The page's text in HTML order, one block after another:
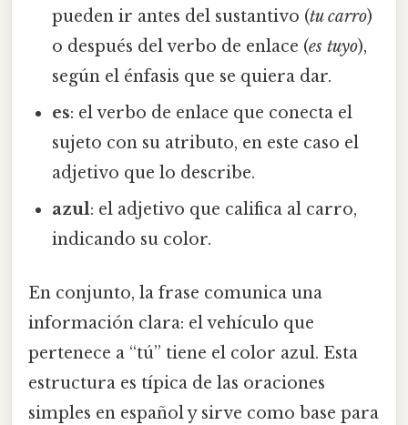
pueden ir antes del sustantivo (tu carro)
o después del verbo de enlace (es tuyo),
según el énfasis que se quiera dar.
es: el verbo de enlace que conecta el
sujeto con su atributo, en este caso el
adjetivo que lo describe.
azul: el adjetivo que califica al carro,
indicando su color.
En conjunto, la frase comunica una
información clara: el vehículo que
pertenece a “tú” tiene el color azul. Esta
estructura es típica de las oraciones
simples en español y sirve como base para